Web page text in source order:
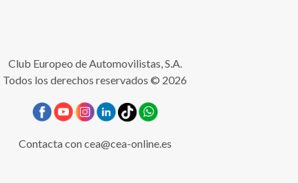
Club Europeo de Automovilistas, S.A.
Todos los derechos reservados © 2026
Contacta concea@cea-online.es